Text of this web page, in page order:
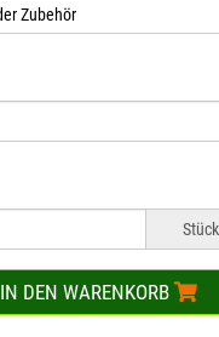
Stück
IN DEN WARENKORB